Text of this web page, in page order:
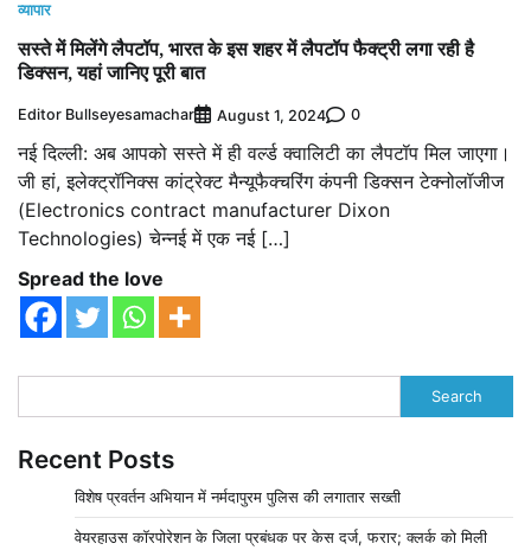
व्यापार
सस्ते में मिलेंगे लैपटॉप, भारत के इस शहर में लैपटॉप फैक्ट्री लगा रही है
डिक्सन, यहां जानिए पूरी बात
Editor Bullseyesamachar August 1, 2024 0
नई दिल्ली: अब आपको सस्ते में ही वर्ल्ड क्वालिटी का लैपटॉप मिल जाएगा।
जी हां, इलेक्ट्रॉनिक्स कांट्रेक्ट मैन्यूफैक्चरिंग कंपनी डिक्सन टेक्नोलॉजीज
(Electronics contract manufacturer Dixon
Technologies) चेन्नई में एक नई […]
Spread the love
Search
Recent Posts
विशेष प्रवर्तन अभियान में नर्मदापुरम पुलिस की लगातार सख्ती
वेयरहाउस कॉरपोरेशन के जिला प्रबंधक पर केस दर्ज, फरार; क्लर्क को मिली